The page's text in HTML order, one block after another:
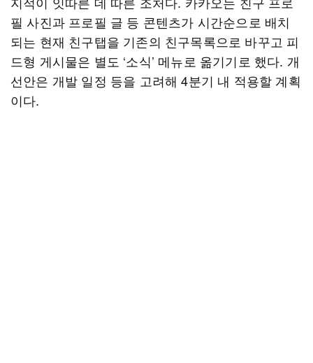
필 사진과 프로필 글 등 콘텐츠가 시간순으로 배치
되는 현재 친구탭을 기존의 친구목록으로 바꾸고 피
드형 게시물은 별도 ‘소식’ 메뉴로 옮기기로 했다. 개
선안은 개발 일정 등을 고려해 4분기 내 적용할 계획
이다.